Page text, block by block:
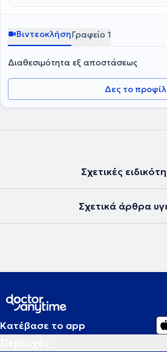
Εκπαιδευτικό Ίδρυμα Πάτρας, έλαβε
στην Εταιρία Ομαδικής και
αντικείμενο την Ομαδική και
και τη Θεραπεία Ζεύγους. Επιπλέον, έχει
πρόγραμμα του Ψυχιατρικού Νοσοκομείου
ΑΝΩ με θέμα "Θεραπευτική
έχει ολοκληρώσει και την πρακτική της
επανένταξης γυναικών και μητέρων του
ψυχολογία στο University of Essex. Τέλος,
προγράμματα που αφορούν τον
και το Πρόγραμμα Εκπαίδευσης
ΒιντεοκλήσηΓραφείο 1
Διαθεσιμότητα εξ αποστάσεως
Δες το προφίλ
Σχετικές
Σχετικά άρθρα
Κατέβασε το app